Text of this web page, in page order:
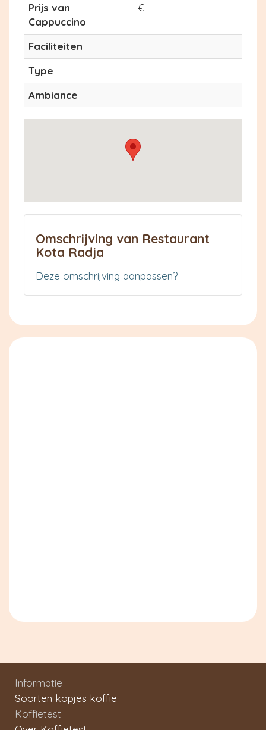
Prijs van
Cappuccino
€
Faciliteiten
Type
Ambiance
Omschrijving van Restaurant
Kota Radja
Deze omschrijving aanpassen?
Informatie
Soorten kopjes koffie
Koffietest